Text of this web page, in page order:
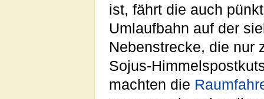
ist, fährt die auch
Umlaufbahn auf der
Nebenstrecke, die nur
Sojus-
machten die